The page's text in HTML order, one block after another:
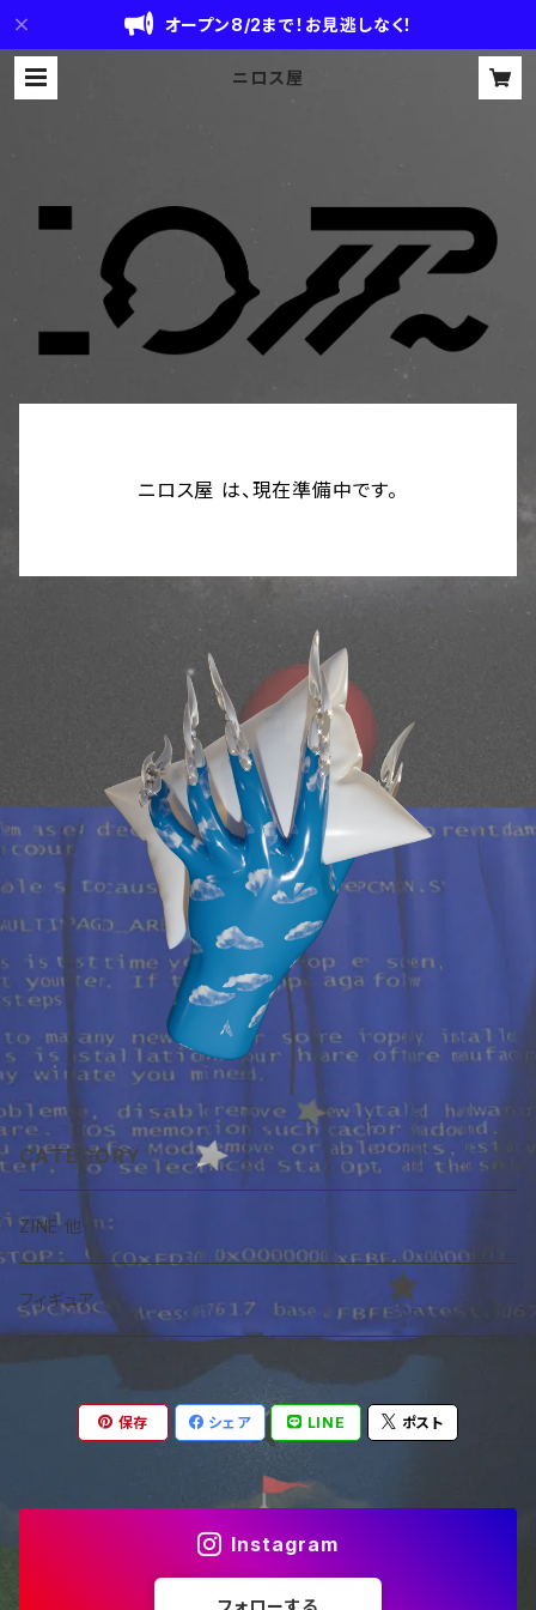
オープン8/2まで！お見逃しなく！
ニロス屋
ニロス屋 は、現在準備中です。
CATEGORY
ZINE 他
フィギュア
保存 シェア LINE ポスト
Instagram